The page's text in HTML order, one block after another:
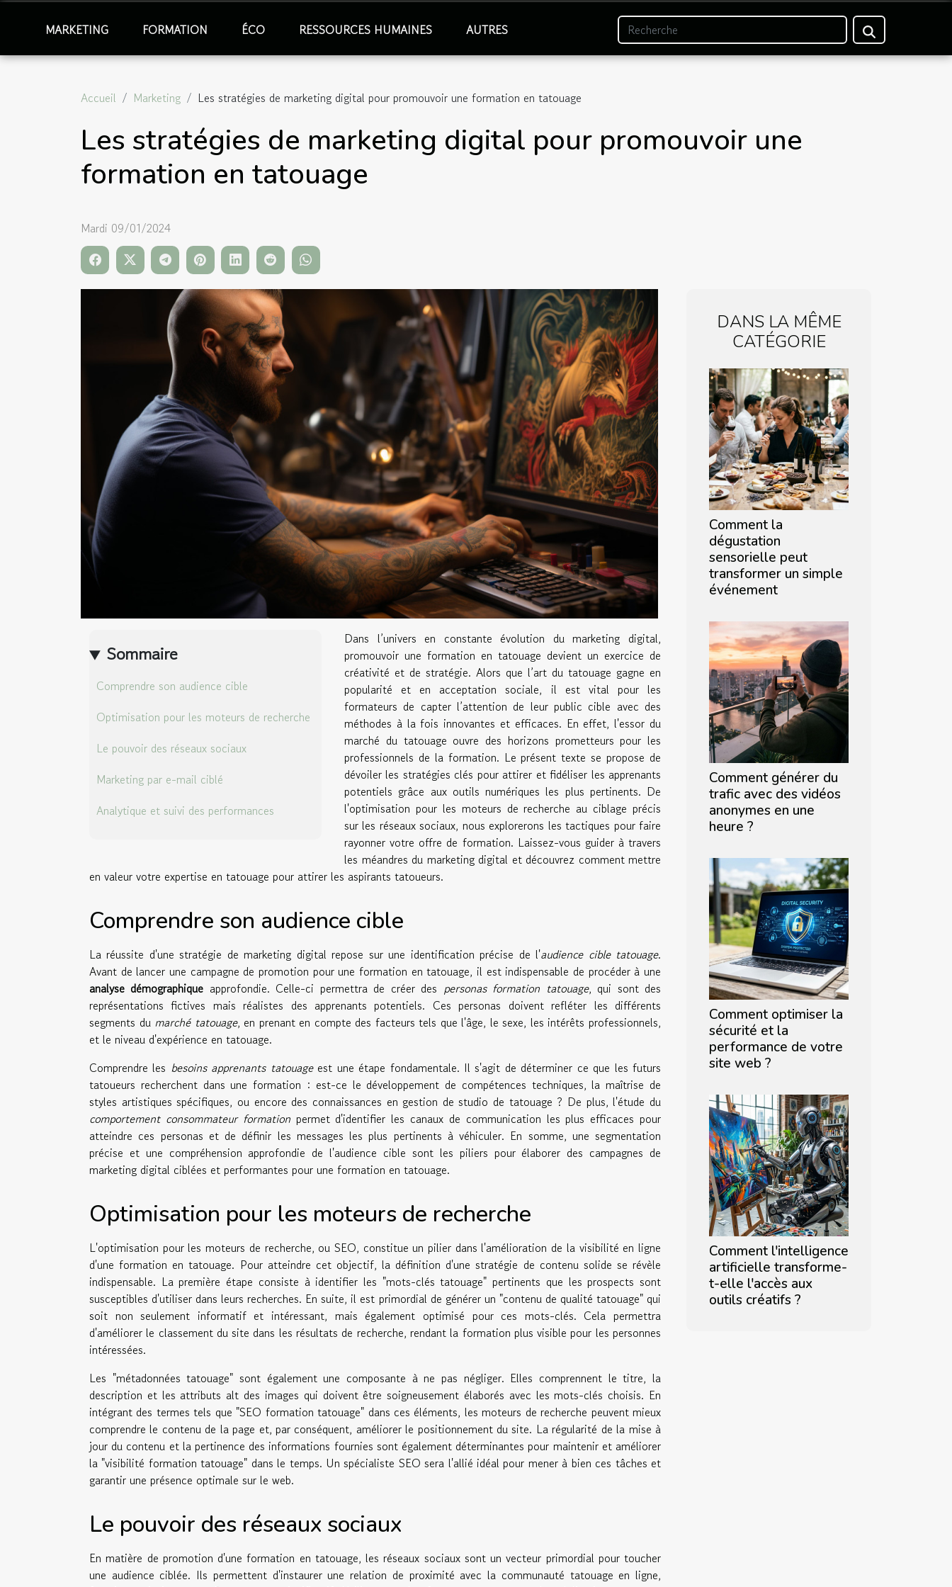
MARKETING FORMATION ÉCO RESSOURCES HUMAINES AUTRES
Accueil Marketing Les stratégies de marketing digital pour promouvoir une formation en tatouage
Les stratégies de marketing digital pour promouvoir une
formation en tatouage
Mardi 09/01/2024
Sommaire
Comprendre son audience cible
Optimisation pour les moteurs de recherche
Le pouvoir des réseaux sociaux
Marketing par e-mail ciblé
Analytique et suivi des performances
Dans l’univers en constante évolution du marketing digital,
promouvoir une formation en tatouage devient un exercice de
créativité et de stratégie. Alors que l’art du tatouage gagne en
popularité et en acceptation sociale, il est vital pour les
formateurs de capter l’attention de leur public cible avec des
méthodes à la fois innovantes et efficaces. En effet, l'essor du
marché du tatouage ouvre des horizons prometteurs pour les
professionnels de la formation. Le présent texte se propose de
dévoiler les stratégies clés pour attirer et fidéliser les apprenants
potentiels grâce aux outils numériques les plus pertinents. De
l'optimisation pour les moteurs de recherche au ciblage précis
sur les réseaux sociaux, nous explorerons les tactiques pour faire
rayonner votre offre de formation. Laissez-vous guider à travers
les méandres du marketing digital et découvrez comment mettre
en valeur votre expertise en tatouage pour attirer les aspirants tatoueurs.
Comprendre son audience cible
La réussite d'une stratégie de marketing digital repose sur une identification précise de l'audience cible tatouage.
Avant de lancer une campagne de promotion pour une formation en tatouage, il est indispensable de procéder à une
analyse démographique approfondie. Celle-ci permettra de créer des personas formation tatouage, qui sont des
représentations fictives mais réalistes des apprenants potentiels. Ces personas doivent refléter les différents
segments du marché tatouage, en prenant en compte des facteurs tels que l'âge, le sexe, les intérêts professionnels,
et le niveau d'expérience en tatouage.
Comprendre les besoins apprenants tatouageest une étape fondamentale. Il s'agit de déterminer ce que les futurs
tatoueurs recherchent dans une formation : est-ce le développement de compétences techniques, la maîtrise de
styles artistiques spécifiques, ou encore des connaissances en gestion de studio de tatouage ? De plus, l'étude du
comportement consommateur formationpermet d'identifier les canaux de communication les plus efficaces pour
atteindre ces personas et de définir les messages les plus pertinents à véhiculer. En somme, une segmentation
précise et une compréhension approfondie de l'audience cible sont les piliers pour élaborer des campagnes de
marketing digital ciblées et performantes pour une formation en tatouage.
Optimisation pour les moteurs de recherche
L'optimisation pour les moteurs de recherche, ou SEO, constitue un pilier dans l'amélioration de la visibilité en ligne
d'une formation en tatouage. Pour atteindre cet objectif, la définition d'une stratégie de contenu solide se révèle
indispensable. La première étape consiste à identifier les "mots-clés tatouage" pertinents que les prospects sont
susceptibles d'utiliser dans leurs recherches. En suite, il est primordial de générer un "contenu de qualité tatouage" qui
soit non seulement informatif et intéressant, mais également optimisé pour ces mots-clés. Cela permettra
d'améliorer le classement du site dans les résultats de recherche, rendant la formation plus visible pour les personnes
intéressées.
Les "métadonnées tatouage" sont également une composante à ne pas négliger. Elles comprennent le titre, la
description et les attributs alt des images qui doivent être soigneusement élaborés avec les mots-clés choisis. En
intégrant des termes tels que "SEO formation tatouage" dans ces éléments, les moteurs de recherche peuvent mieux
comprendre le contenu de la page et, par conséquent, améliorer le positionnement du site. La régularité de la mise à
jour du contenu et la pertinence des informations fournies sont également déterminantes pour maintenir et améliorer
la "visibilité formation tatouage" dans le temps. Un spécialiste SEO sera l'allié idéal pour mener à bien ces tâches et
garantir une présence optimale sur le web.
Le pouvoir des réseaux sociaux
En matière de promotion d'une formation en tatouage, les réseaux sociaux sont un vecteur primordial pour toucher
une audience ciblée. Ils permettent d'instaurer une relation de proximité avec la communauté tatouage en ligne,
DANS LA MÊME
CATÉGORIE
Comment la
dégustation
sensorielle peut
transformer un simple
événement
Comment générer du
trafic avec des vidéos
anonymes en une
heure ?
Comment optimiser la
sécurité et la
performance de votre
site web ?
Comment l'intelligence
artificielle transforme-
t-elle l'accès aux
outils créatifs ?